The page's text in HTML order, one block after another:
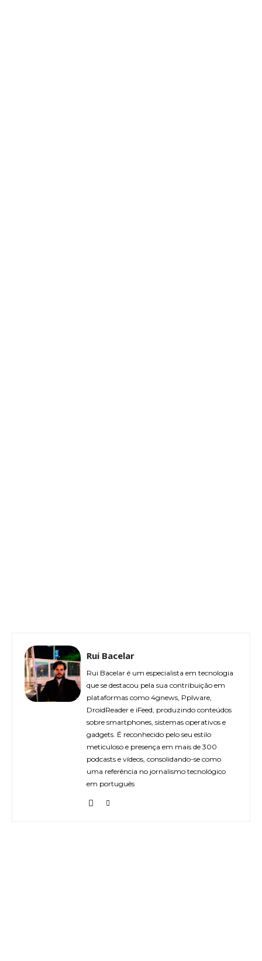
Rui Bacelar
Rui Bacelar é um especialista em tecnologia
que se destacou pela sua contribuição em
plataformas como 4gnews, Pplware,
DroidReader e iFeed, produzindo conteúdos
sobre smartphones, sistemas operativos e
gadgets. É reconhecido pelo seu estilo
meticuloso e presença em mais de 300
podcasts e vídeos, consolidando-se como
uma referência no jornalismo tecnológico
em português